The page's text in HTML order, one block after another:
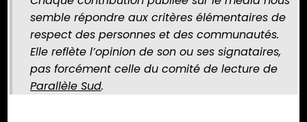
semble répondre aux critères élémentaires de
respect des personnes et des communautés.
Elle reflète l’opinion de son ou ses signataires,
pas forcément celle du comité de lecture de
Parallèle Sud.